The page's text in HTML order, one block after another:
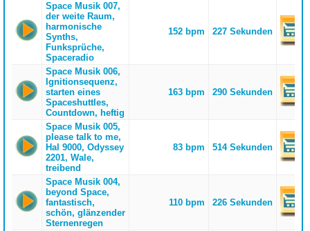
Space Musik 007,
der weite Raum,
harmonische
Synths,
Funksprüche,
Spaceradio
152 bpm 227 Sekunden
Space Musik 006,
Ignitionsequenz,
starten eines
Spaceshuttles,
Countdown, heftig
163 bpm 290 Sekunden
Space Musik 005,
please talk to me,
Hal 9000, Odyssey
2201, Wale,
treibend
83 bpm 514 Sekunden
Space Musik 004,
beyond Space,
fantastisch,
schön, glänzender
Sternenregen
110 bpm 226 Sekunden